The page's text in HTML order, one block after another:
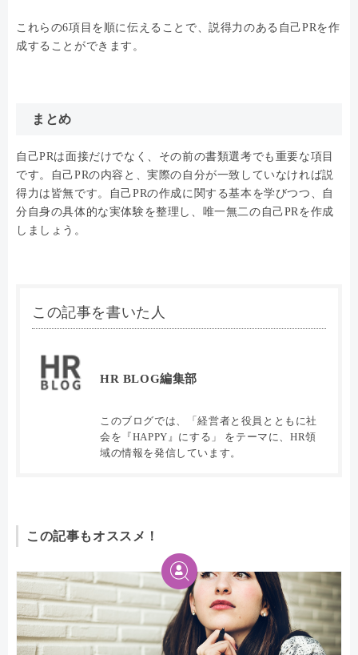
これらの6項目を順に伝えることで、説得力のある自己PRを作
成することができます。
まとめ
自己PRは面接だけでなく、その前の書類選考でも重要な項目
です。自己PRの内容と、実際の自分が一致していなければ説
得力は皆無です。自己PRの作成に関する基本を学びつつ、自
分自身の具体的な実体験を整理し、唯一無二の自己PRを作成
しましょう。
この記事を書いた人
HR BLOG編集部
このブログでは、「経営者と役員とともに社
会を『HAPPY』にする」 をテーマに、HR領
域の情報を発信しています。
この記事もオススメ！